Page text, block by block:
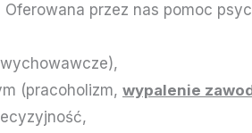
Oferowana przez nas pomoc
(pracoholizm, wypalenie